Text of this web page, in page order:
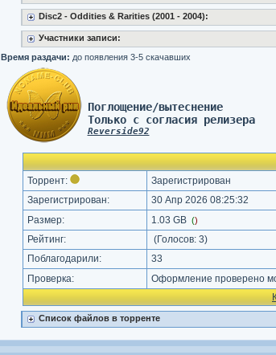
Disc2 - Oddities & Rarities (2001 - 2004):
Участники записи:
Время раздачи: до появления 3-5 скачавших
Поглощение/вытеснение
Только с согласия релизера
Reverside92
Торрент: Зарегистрирован
Зарегистрирован:
30 Апр 2026 08:25:32
Размер:
1.03 GB ()
Рейтинг: (Голосов: 3)
Поблагодарили:
33
Проверка:
Оформление проверено
Список файлов в торренте